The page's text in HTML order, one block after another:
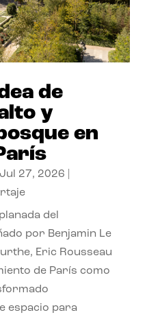
de
y
en
Jul 27, 2026
del
por Benjamin Le
Eric Rousseau
de París como
espacio para